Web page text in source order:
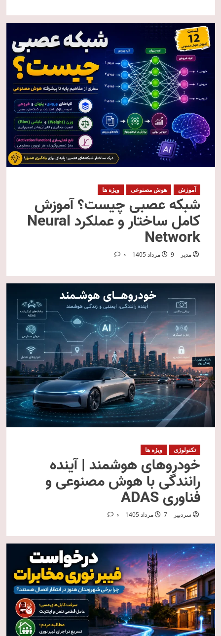
آموزش هوش مصنوعی ویژه ها
شبکه عصبی چیست؟ آموزش
کامل ساختار و عملکرد Neural
Network
مدیر 9 مرداد 1405 0
تکنولوژی ویژه ها
خودروهای هوشمند | آینده
رانندگی با هوش مصنوعی و
فناوری ADAS
سردبیر 7 مرداد 1405 0